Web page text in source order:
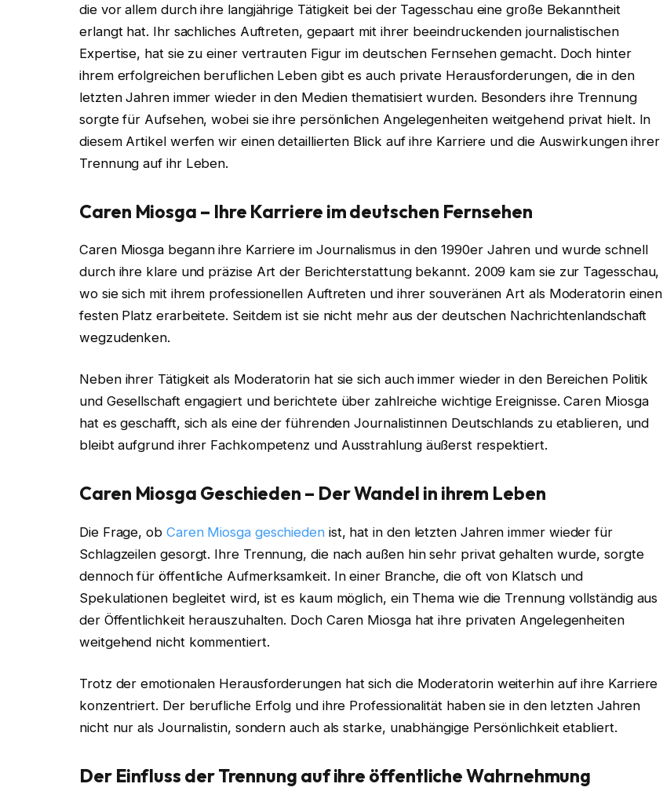
die vor allem durch ihre langjährige Tätigkeit bei der Tagesschau eine große Bekanntheit
erlangt hat. Ihr sachliches Auftreten, gepaart mit ihrer beeindruckenden journalistischen
Expertise, hat sie zu einer vertrauten Figur im deutschen Fernsehen gemacht. Doch hinter
ihrem erfolgreichen beruflichen Leben gibt es auch private Herausforderungen, die in den
letzten Jahren immer wieder in den Medien thematisiert wurden. Besonders ihre Trennung
sorgte für Aufsehen, wobei sie ihre persönlichen Angelegenheiten weitgehend privat hielt. In
diesem Artikel werfen wir einen detaillierten Blick auf ihre Karriere und die Auswirkungen ihrer
Trennung auf ihr Leben.
Caren Miosga – Ihre Karriere im deutschen Fernsehen
Caren Miosga begann ihre Karriere im Journalismus in den 1990er Jahren und wurde schnell
durch ihre klare und präzise Art der Berichterstattung bekannt. 2009 kam sie zur Tagesschau,
wo sie sich mit ihrem professionellen Auftreten und ihrer souveränen Art als Moderatorin einen
festen Platz erarbeitete. Seitdem ist sie nicht mehr aus der deutschen Nachrichtenlandschaft
wegzudenken.
Neben ihrer Tätigkeit als Moderatorin hat sie sich auch immer wieder in den Bereichen Politik
und Gesellschaft engagiert und berichtete über zahlreiche wichtige Ereignisse. Caren Miosga
hat es geschafft, sich als eine der führenden Journalistinnen Deutschlands zu etablieren, und
bleibt aufgrund ihrer Fachkompetenz und Ausstrahlung äußerst respektiert.
Caren Miosga Geschieden – Der Wandel in ihrem Leben
Die Frage, ob Caren Miosga geschiedenist, hat in den letzten Jahren immer wieder für
Schlagzeilen gesorgt. Ihre Trennung, die nach außen hin sehr privat gehalten wurde, sorgte
dennoch für öffentliche Aufmerksamkeit. In einer Branche, die oft von Klatsch und
Spekulationen begleitet wird, ist es kaum möglich, ein Thema wie die Trennung vollständig aus
der Öffentlichkeit herauszuhalten. Doch Caren Miosga hat ihre privaten Angelegenheiten
weitgehend nicht kommentiert.
Trotz der emotionalen Herausforderungen hat sich die Moderatorin weiterhin auf ihre Karriere
konzentriert. Der berufliche Erfolg und ihre Professionalität haben sie in den letzten Jahren
nicht nur als Journalistin, sondern auch als starke, unabhängige Persönlichkeit etabliert.
Der Einfluss der Trennung auf ihre öffentliche Wahrnehmung